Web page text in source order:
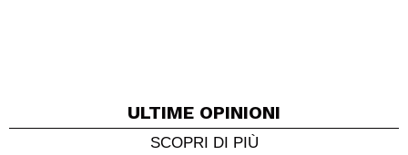
ULTIME OPINIONI
SCOPRI DI PIÙ